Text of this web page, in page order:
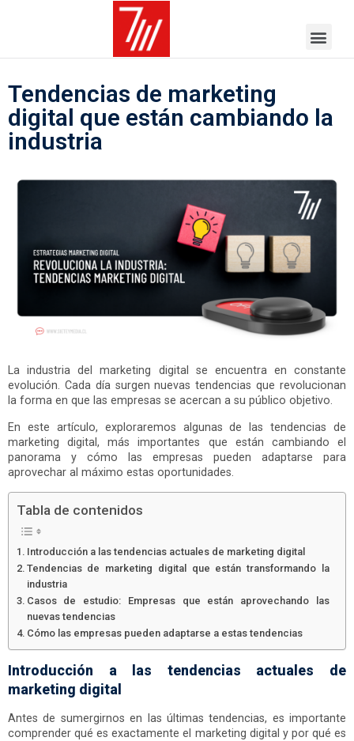
Tendencias de marketing
digital que están cambiando la
industria
La industria del marketing digital se encuentra en constante
evolución. Cada día surgen nuevas tendencias que revolucionan
la forma en que las empresas se acercan a su público objetivo.
En este artículo, exploraremos algunas de las tendencias de
marketing digital, más importantes que están cambiando el
panorama y cómo las empresas pueden adaptarse para
aprovechar al máximo estas oportunidades.
Tabla de contenidos
Introducción a las tendencias actuales de marketing digital
Tendencias de marketing digital que están transformando la
industria
Casos de estudio: Empresas que están aprovechando las
nuevas tendencias
Cómo las empresas pueden adaptarse a estas tendencias
Introducción a las tendencias actuales de
marketing digital
Antes de sumergirnos en las últimas tendencias, es importante
comprender qué es exactamente el marketing digital y por qué es